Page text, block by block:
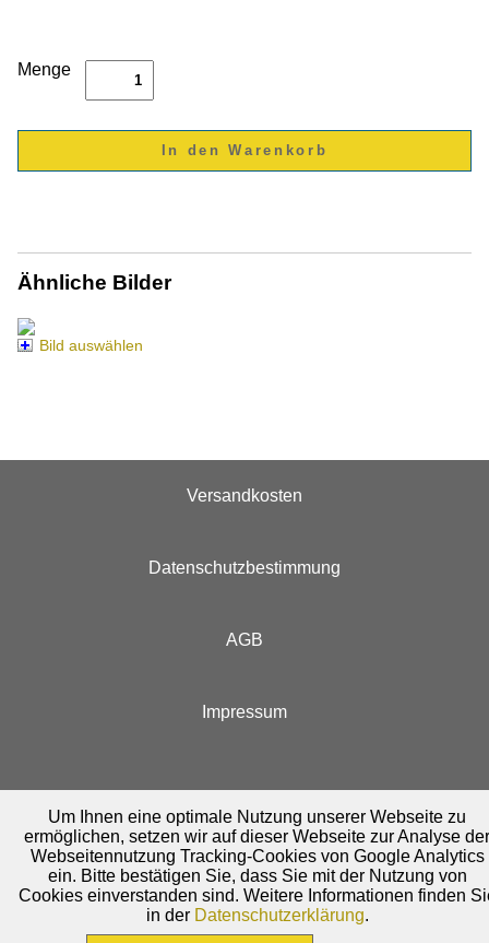
Menge
Ähnliche Bilder
Bild auswählen
Versandkosten
Datenschutzbestimmung
AGB
Impressum
Um Ihnen eine optimale Nutzung unserer Webseite zu
ermöglichen, setzen wir auf dieser Webseite zur Analyse
Webseitennutzung Tracking-Cookies von Google Analytics
ein. Bitte bestätigen Sie, dass Sie mit der Nutzung von
Cookies einverstanden sind. Weitere Informationen finden
in der Datenschutzerklärung.